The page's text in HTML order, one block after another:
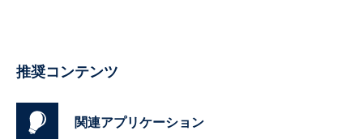
推奨コンテンツ
関連アプリケーション